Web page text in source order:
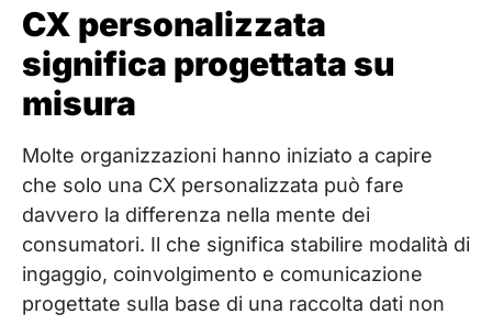
CX personalizzata
significa progettata su
misura
Molte organizzazioni hanno iniziato a capire
che solo una CX personalizzata può fare
davvero la differenza nella mente dei
consumatori. Il che significa stabilire modalità di
ingaggio, coinvolgimento e comunicazione
progettate sulla base di una raccolta dati non